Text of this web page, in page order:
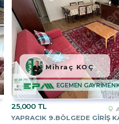
25,000 TL
EGEMEN
Mihraç KOÇ